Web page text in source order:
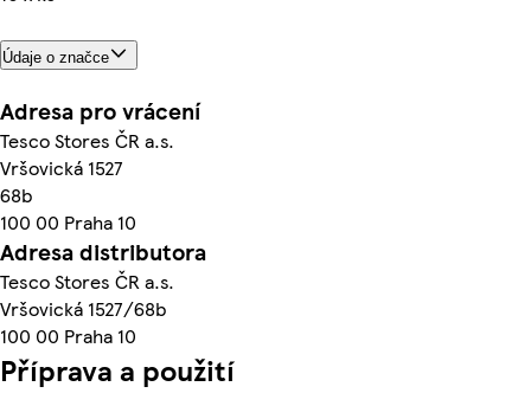
Údaje o značce
Adresa pro vrácení
Tesco Stores ČR a.s.
Vršovická 1527
68b
100 00 Praha 10
Adresa distributora
Tesco Stores ČR a.s.
Vršovická 1527/68b
100 00 Praha 10
Příprava a použití